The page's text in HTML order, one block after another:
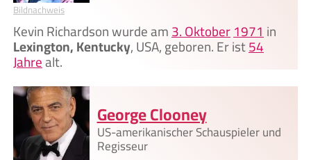
Bildnachweis
Kevin Richardson wurde am3. Oktober1971in
Lexington, Kentucky, USA, geboren. Er ist54
Jahrealt.
George Clooney
US-amerikanischer Schauspieler und
Regisseur